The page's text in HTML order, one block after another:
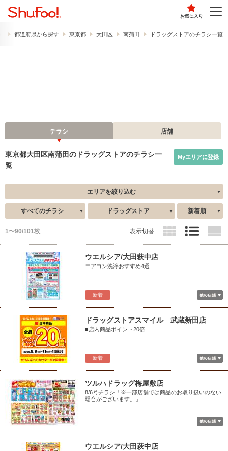
お気に入り
都道府県から探す 東京都 大田区 南蒲田 ドラッグストアのチラシ一覧
チラシ 店舗
東京都大田区南蒲田のドラッグストアのチラシ一
覧
Myエリアに登録
エリアを絞り込む
すべてのチラシ ドラッグストア 新着順
1〜90/101枚 表示切替
新着
ウエルシア/大田萩中店
エアコン洗浄おすすめ4選
新着
ドラッグストアスマイル 武蔵新田店
■店内商品ポイント20倍
ツルハドラッグ梅屋敷店
8/6号チラシ「※一部店舗では商品のお取り扱いのない
場合がございます。」
ウエルシア/大田萩中店